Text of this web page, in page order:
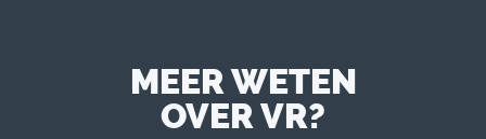
MEER WETEN
OVER VR?